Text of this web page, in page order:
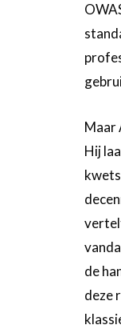
Maar
Hij
de
deze